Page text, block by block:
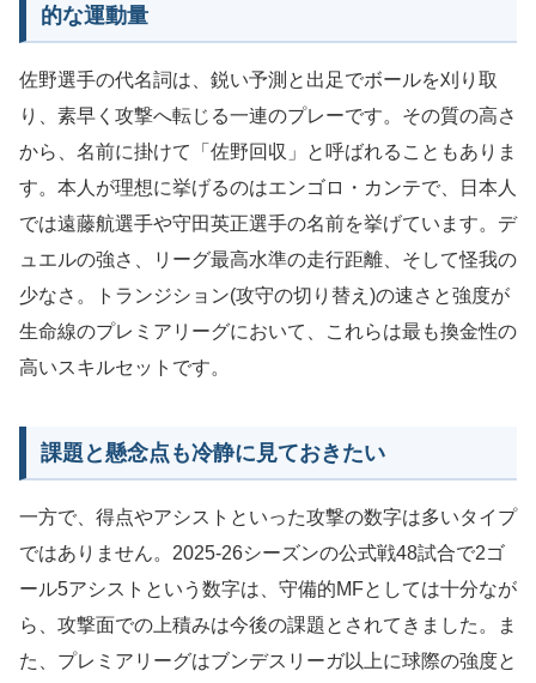
的な運動量
佐野選手の代名詞は、鋭い予測と出足でボールを刈り取
り、素早く攻撃へ転じる一連のプレーです。その質の高さ
から、名前に掛けて「佐野回収」と呼ばれることもありま
す。本人が理想に挙げるのはエンゴロ・カンテで、日本人
では遠藤航選手や守田英正選手の名前を挙げています。デ
ュエルの強さ、リーグ最高水準の走行距離、そして怪我の
少なさ。トランジション(攻守の切り替え)の速さと強度が
生命線のプレミアリーグにおいて、これらは最も換金性の
高いスキルセットです。
課題と懸念点も冷静に見ておきたい
一方で、得点やアシストといった攻撃の数字は多いタイプ
ではありません。2025-26シーズンの公式戦48試合で2ゴ
ール5アシストという数字は、守備的MFとしては十分なが
ら、攻撃面での上積みは今後の課題とされてきました。ま
た、プレミアリーグはブンデスリーガ以上に球際の強度と